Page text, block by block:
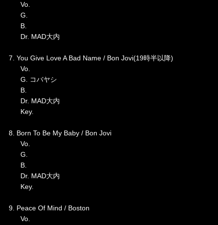
Vo.
G.
B.
Dr. MAD大内
7. You Give Love A Bad Name / Bon Jovi(19時半以降)
Vo.
G. コバヤシ
B.
Dr. MAD大内
Key.
8. Born To Be My Baby / Bon Jovi
Vo.
G.
B.
Dr. MAD大内
Key.
9. Peace Of Mind / Boston
Vo.